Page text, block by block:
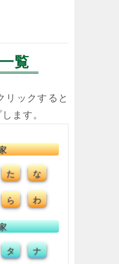
覧
リックすると
ます。
た な
ら わ
タ ナ